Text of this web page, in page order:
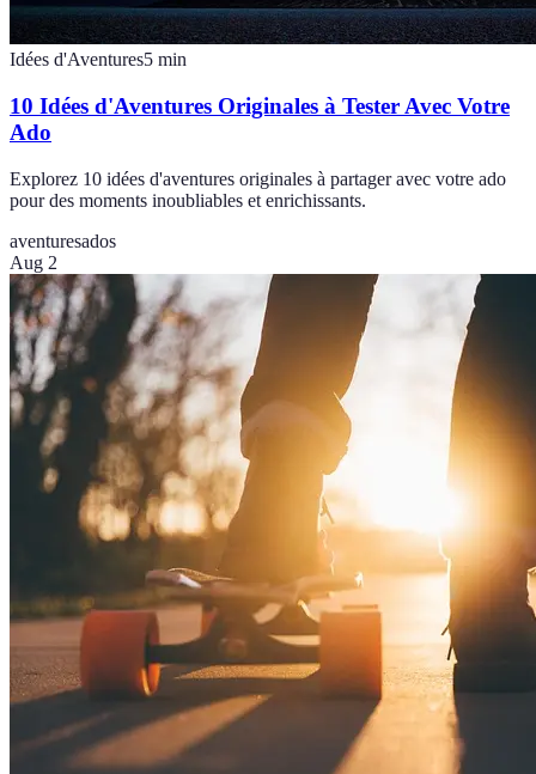
Idées d'Aventures5 min
10 Idées d'Aventures Originales à Tester Avec Votre
Ado
Explorez 10 idées d'aventures originales à partager avec votre ado
pour des moments inoubliables et enrichissants.
aventuresados
Aug 2